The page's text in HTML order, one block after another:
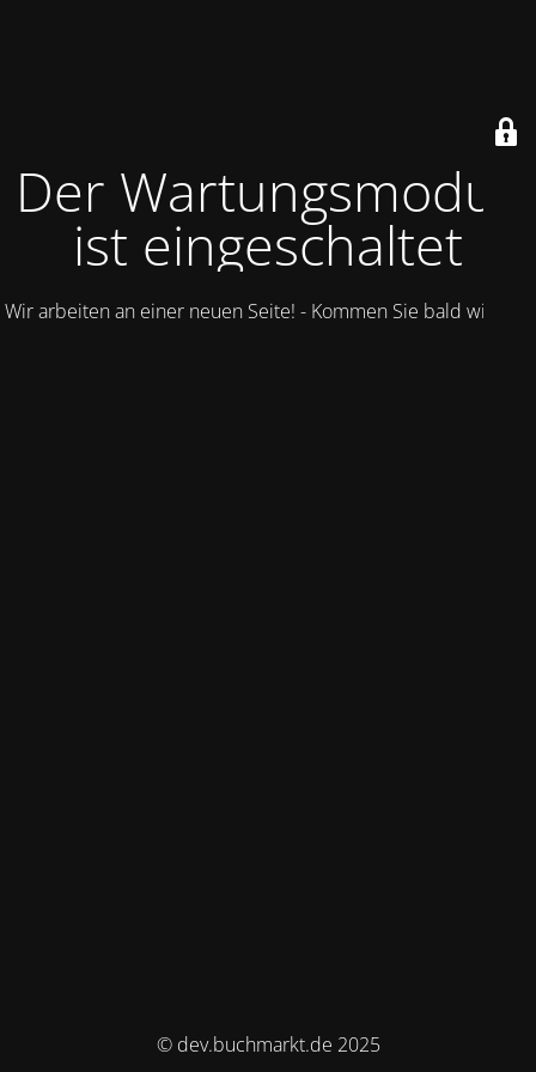
Der Wartungsmodus
ist eingeschaltet
Wir arbeiten an einer neuen Seite! - Kommen Sie bald wieder.
© dev.buchmarkt.de 2025